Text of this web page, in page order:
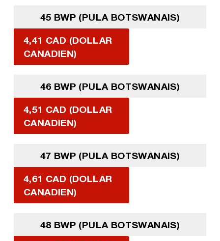
45 BWP (PULA BOTSWANAIS)
4,41 CAD (DOLLAR
CANADIEN)
46 BWP (PULA BOTSWANAIS)
4,51 CAD (DOLLAR
CANADIEN)
47 BWP (PULA BOTSWANAIS)
4,61 CAD (DOLLAR
CANADIEN)
48 BWP (PULA BOTSWANAIS)